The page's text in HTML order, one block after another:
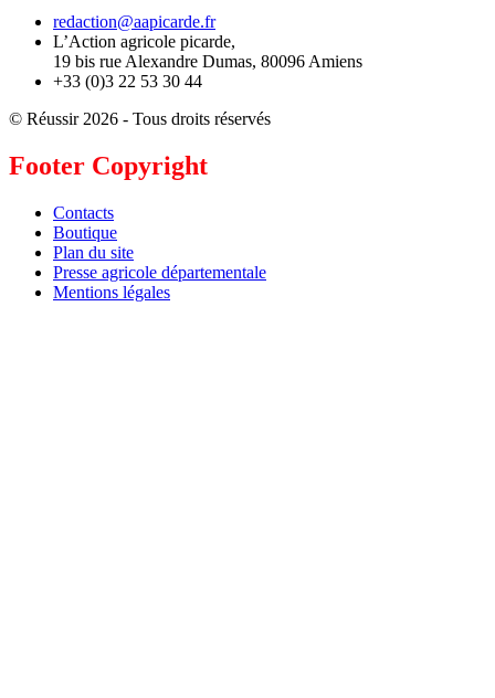
redaction@aapicarde.fr
L’Action agricole picarde,
19 bis rue Alexandre Dumas, 80096 Amiens
+33 (0)3 22 53 30 44
© Réussir 2026 - Tous droits réservés
Footer Copyright
Contacts
Boutique
Plan du site
Presse agricole départementale
Mentions légales